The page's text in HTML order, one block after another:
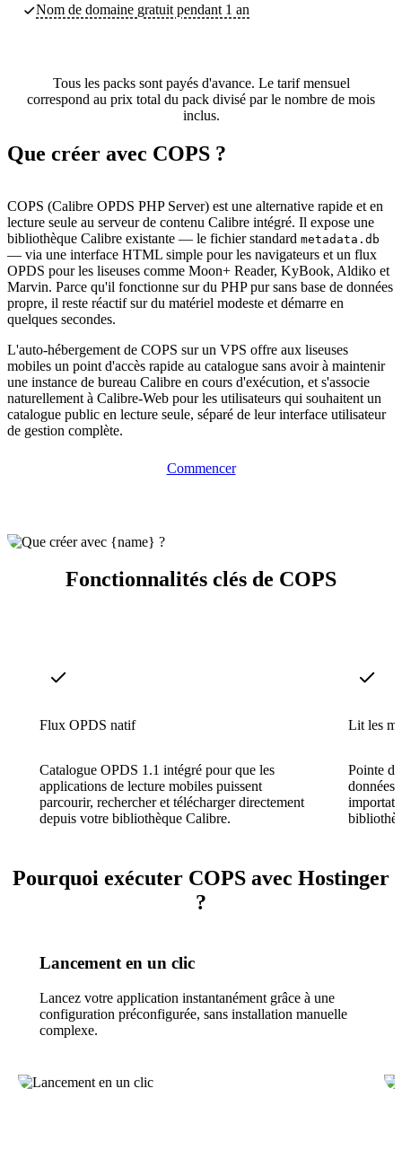
Nom de domaine gratuit pendant 1 an
Tous les packs sont payés d'avance. Le tarif mensuel
correspond au prix total du pack divisé par le nombre de mois
inclus.
Que créer avec COPS ?
COPS (Calibre OPDS PHP Server) est une alternative rapide et en
lecture seule au serveur de contenu Calibre intégré. Il expose une
bibliothèque Calibre existante — le fichier standard metadata.db
— via une interface HTML simple pour les navigateurs et un flux
OPDS pour les liseuses comme Moon+ Reader, KyBook, Aldiko et
Marvin. Parce qu'il fonctionne sur du PHP pur sans base de données
propre, il reste réactif sur du matériel modeste et démarre en
quelques secondes.
L'auto-hébergement de COPS sur un VPS offre aux liseuses
mobiles un point d'accès rapide au catalogue sans avoir à maintenir
une instance de bureau Calibre en cours d'exécution, et s'associe
naturellement à Calibre-Web pour les utilisateurs qui souhaitent un
catalogue public en lecture seule, séparé de leur interface utilisateur
de gestion complète.
Commencer
Fonctionnalités clés de COPS
Flux OPDS natif
Catalogue OPDS 1.1 intégré pour que les
applications de lecture mobiles puissent
parcourir, rechercher et télécharger directement
depuis votre bibliothèque Calibre.
Lit les
Pointe
données
Pourquoi exécuter COPS avec Hostinger
?
Lancement en un clic
Lancez votre application instantanément grâce à une
configuration préconfigurée, sans installation manuelle
complexe.